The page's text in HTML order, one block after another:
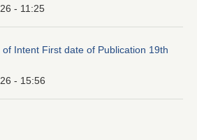
- 11:25
Intent First date of Publication 19th
- 15:56